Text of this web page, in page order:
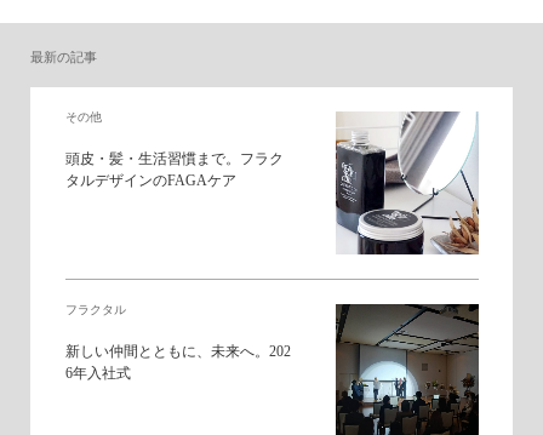
最新の記事
その他
頭皮・髪・生活習慣まで。フラク
タルデザインのFAGAケア
フラクタル
新しい仲間とともに、未来へ。202
6年入社式